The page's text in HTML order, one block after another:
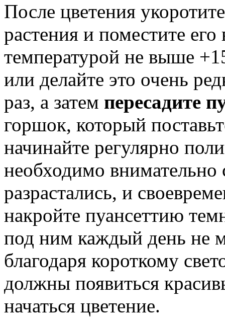
После цветения
растения и поместите
температурой не выше
или делайте это очень
раз, а затем пересадите
горшок, который
начинайте регулярно
необходимо внимательно
разрастались, и
накройте пуансеттию
под ним каждый день не
благодаря короткому
должны появиться
начаться цветение.